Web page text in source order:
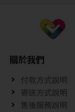
關於我們
付款方式說明
寄送方式說明
售後服務說明